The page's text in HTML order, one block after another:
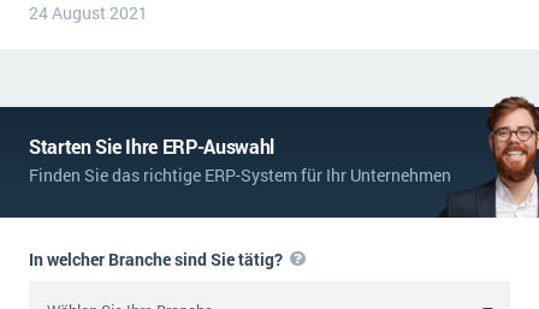
24 August 2021
Starten Sie Ihre ERP-Auswahl
Finden Sie das richtige ERP-System für Ihr Unternehmen
In welcher Branche sind Sie tätig?